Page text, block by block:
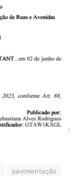
pavimentação